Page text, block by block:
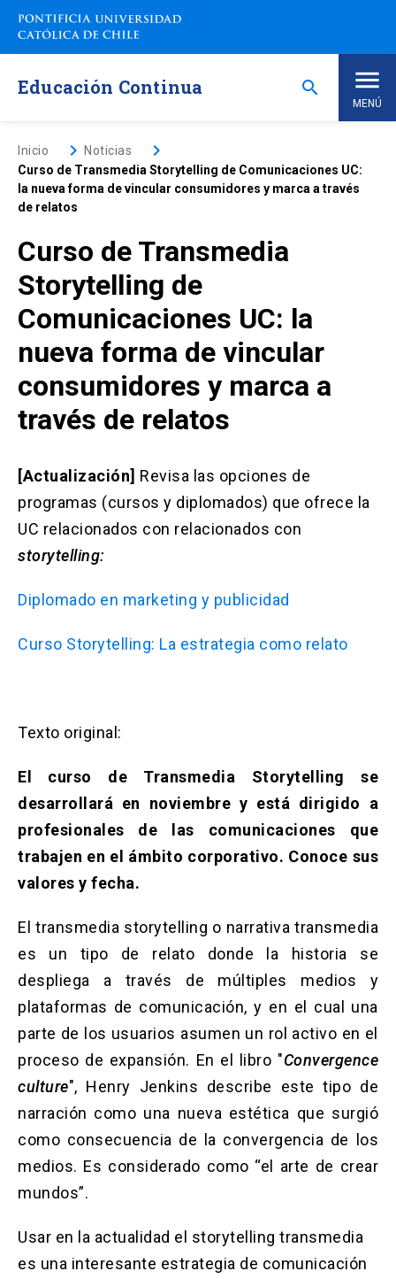
Saltar
contenido
Educación Continua search
MENÚ
Inicio
Nosotros
Programas de Estudio
Programas Corporativos
Noticias
Solicitud Certificados(El
enlace
en
nueva
pestaña)
se
abre
en
una
Pagos y Convenios
enlace
se
nueva
ACCESOS UC
(El
enlace
abre
(El
enlace
abre
(El
enlace
nueva
Inicio keyboard_arrow_rightNoticias keyboard_arrow_right
Curso de Transmedia Storytelling de Comunicaciones UC:
la nueva forma de vincular consumidores y marca a través
de relatos
Curso de Transmedia
Storytelling de
Comunicaciones UC: la
nueva forma de vincular
consumidores y marca a
través de relatos
[Actualización] Revisa las opciones de
programas (cursos y diplomados) que ofrece la
UC relacionados con relacionados con
storytelling:
Diplomado en marketing y publicidad
Curso Storytelling: La estrategia como relato
Texto original:
El curso de Transmedia Storytelling se
desarrollará en noviembre y está dirigido a
profesionales de las comunicaciones que
trabajen en el ámbito corporativo. Conoce sus
valores y fecha.
El transmedia storytelling o narrativa transmedia
es un tipo de relato donde la historia se
despliega a través de múltiples medios y
plataformas de comunicación, y en el cual una
parte de los usuarios asumen un rol activo en el
proceso de expansión. En el libro "Convergence
culture", Henry Jenkins describe este tipo de
narración como una nueva estética que surgió
como consecuencia de la convergencia de los
medios. Es considerado como “el arte de crear
mundos”.
Usar en la actualidad el storytelling transmedia
es una interesante estrategia de comunicación